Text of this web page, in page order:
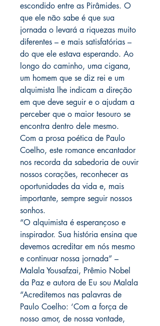
escondido entre as Pirâmides. O
que ele não sabe é que sua
jornada o levará a riquezas muito
diferentes – e mais satisfatórias –
do que ele estava esperando. Ao
longo do caminho, uma cigana,
um homem que se diz rei e um
alquimista lhe indicam a direção
em que deve seguir e o ajudam a
perceber que o maior tesouro se
encontra dentro dele mesmo.
Com a prosa poética de Paulo
Coelho, este romance encantador
nos recorda da sabedoria de ouvir
nossos corações, reconhecer as
oportunidades da vida e, mais
importante, sempre seguir nossos
sonhos.
“O alquimista é esperançoso e
inspirador. Sua história ensina que
devemos acreditar em nós mesmo
e continuar nossa jornada” –
Malala Yousafzai, Prêmio Nobel
da Paz e autora de Eu sou Malala
“Acreditemos nas palavras de
Paulo Coelho: ‘Com a força de
nosso amor, de nossa vontade,